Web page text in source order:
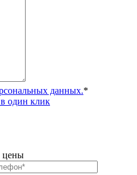
данных.*
один клик
цены